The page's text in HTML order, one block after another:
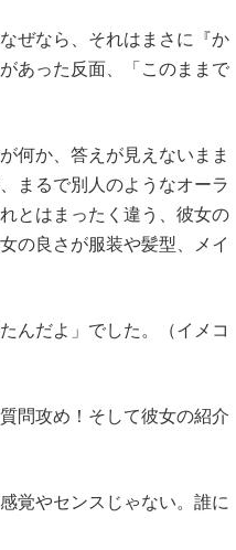
ぜなら、それはまさに『か
あった反面、「このままで
何か、答えが見えないまま
まるで別人のようなオーラ
とはまったく違う、彼女の
の良さが服装や髪型、メイ
んだよ」でした。（イメコ
問攻め！そして彼女の紹介
覚やセンスじゃない。誰に